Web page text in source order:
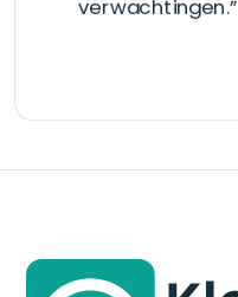
verwachtingen.”